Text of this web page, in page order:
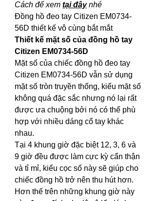
Cách để xem tại đây nhé
Đồng hồ đeo tay Citizen EM0734-
56D thiết kế vô cùng bắt mắt
Thiết kế mặt số của đồng hồ tay
Citizen EM0734-56D
Mặt số của chiếc đồng hồ đeo tay
Citizen EM0734-56D vẫn sử dụng
mặt số tròn truyền thống, kiểu mặt số
không quá đặc sắc nhưng nó lại rất
được ưa chuộng bởi nó có thể phù
hợp với nhiều dáng cổ tay khác
nhau.
Tại 4 khung giờ đặc biệt 12, 3, 6 và
9 giờ đều được làm cực kỳ cẩn thận
và tỉ mỉ, kiểu cọc số này sẽ giúp cho
chiếc đồng hồ trở nên thu hút hơn.
Hơn thế trên những khung giờ này